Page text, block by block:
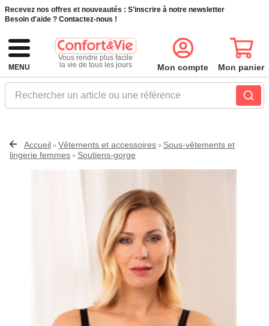
Recevez nos offres et nouveautés : S'inscrire à notre newsletter
Besoin d'aide ? Contactez-nous !
MENU
Vous rendre plus facile
la vie de tous les jours
Rechercher un article ou une référence
Mon compte Mon panier
Accueil > Vêtements et accessoires > Sous-vêtements et
lingerie femmes > Soutiens-gorge